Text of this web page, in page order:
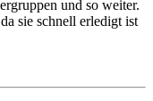
und so weiter.
sie schnell erledigt ist